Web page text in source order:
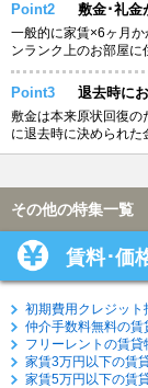
Point2 敷金･礼金
一般的に家賃×6ヶ月
ンランク上のお部屋に
Point3 退去時に
敷金は本来原状回復の
に退去時に決められた
その他の特集一覧
賃料･価
初期費用クレジッ
仲介手数料無料の賃
フリーレントの賃貸
家賃3万円以下の賃
家賃5万円以下の賃